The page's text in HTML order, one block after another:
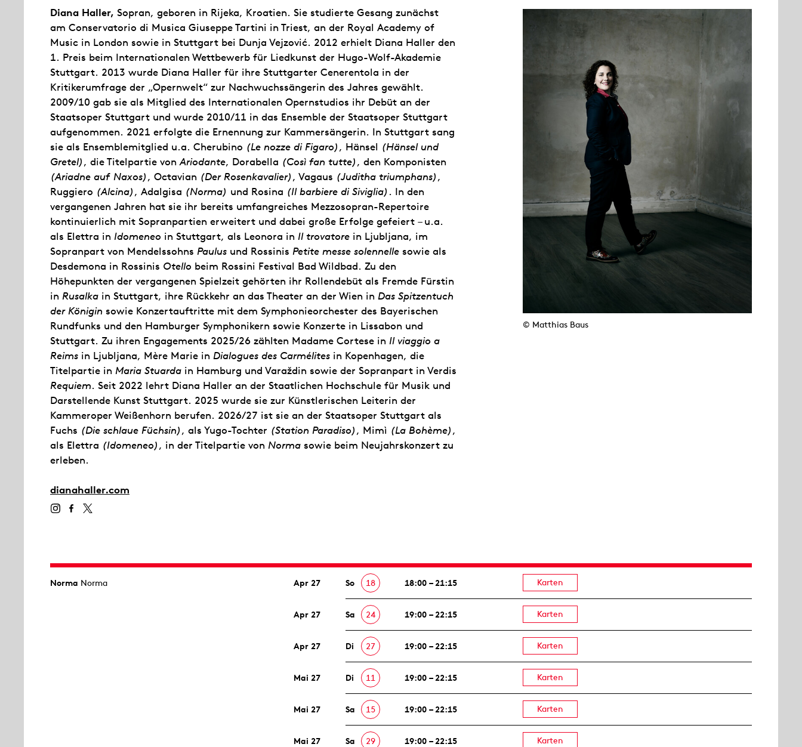
Diana Haller, Sopran, geboren in Rijeka, Kroatien. Sie studierte Gesang zunächst
am Conservatorio di Musica Giuseppe Tartini in Triest, an der Royal Academy of
Music in London sowie in Stuttgart bei Dunja Vejzović. 2012 erhielt Diana Haller den
1. Preis beim Internationalen Wettbewerb für Liedkunst der Hugo-Wolf-Akademie
Stuttgart. 2013 wurde Diana Haller für ihre Stuttgarter Cenerentola in der
Kritikerumfrage der „Opernwelt“ zur Nachwuchssängerin des Jahres gewählt.
2009/10 gab sie als Mitglied des Internationalen Opernstudios ihr Debüt an der
Staatsoper Stuttgart und wurde 2010/11 in das Ensemble der Staatsoper Stuttgart
aufgenommen. 2021 erfolgte die Ernennung zur Kammersängerin. In Stuttgart sang
sie als Ensemblemitglied u.a. Cherubino (Le nozze di Figaro), Hänsel (Hänsel und
Gretel), die Titelpartie vonAriodante, Dorabella (Così fan tutte), den Komponisten
(Ariadne auf Naxos), Octavian (Der Rosenkavalier), Vagaus (Juditha triumphans),
Ruggiero (Alcina), Adalgisa (Norma) und Rosina (Il barbiere di Siviglia) . In den
vergangenen Jahren hat sie ihr bereits umfangreiches Mezzosopran-Repertoire
kontinuierlich mit Sopranpartien erweitert und dabei große Erfolge gefeiert – u.a.
als Elettra in Idomeneo in Stuttgart, als Leonora in Il trovatore in Ljubljana, im
Sopranpart von Mendelssohns Paulus und Rossinis Petite messe solennelle sowie als
Desdemona in Rossinis Otello beim Rossini Festival Bad Wildbad. Zu den
Höhepunkten der vergangenen Spielzeit gehörten ihr Rollendebüt als Fremde Fürstin
in Rusalka in Stuttgart, ihre Rückkehr an das Theater an der Wien in Das Spitzentuch
der Königin sowie Konzertauftritte mit dem Symphonieorchester des Bayerischen
Rundfunks und den Hamburger Symphonikern sowie Konzerte in Lissabon und
Stuttgart. Zu ihren Engagements 2025/26 zählten Madame Cortese in Il viaggio a
Reims in Ljubljana, Mère Marie in Dialogues des Carmélites in Kopenhagen, die
Titelpartie in Maria Stuarda in Hamburg und Varaždin sowie der Sopranpart in Verdis
Requiem. Seit 2022 lehrt Diana Haller an der Staatlichen Hochschule für Musik und
Darstellende Kunst Stuttgart. 2025 wurde sie zur Künstlerischen Leiterin der
Kammeroper Weißenhorn berufen. 2026/27 ist sie an der Staatsoper Stuttgart als
Fuchs (Die schlaue Füchsin), als Yugo-Tochter (Station Paradiso), Mimì (La Bohème),
als Elettra (Idomeneo), in der Titelpartie von Norma sowie beim Neujahrskonzert zu
erleben.
dianahaller.com
© Matthias Baus
Norma Norma Apr 27 So 18 18:00 – 21:15 Karten
Apr 27 Sa 24 19:00 – 22:15 Karten
Apr 27 Di 27 19:00 – 22:15 Karten
Mai 27 Di 11 19:00 – 22:15 Karten
Mai 27 Sa 15 19:00 – 22:15 Karten
Mai 27 Sa 29 19:00 – 22:15 Karten